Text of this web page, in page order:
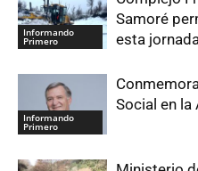
Informando
Primero
Samoré
esta jornada
Informando
Primero
Social en la